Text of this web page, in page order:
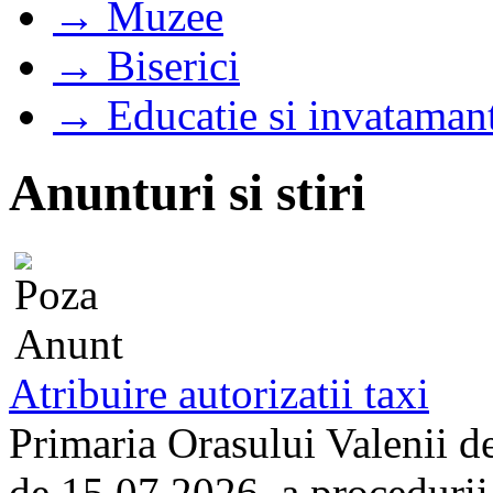
→ Muzee
→ Biserici
→ Educatie si
Anunturi si stiri
Atribuire autorizatii taxi
Primaria Orasului Valenii